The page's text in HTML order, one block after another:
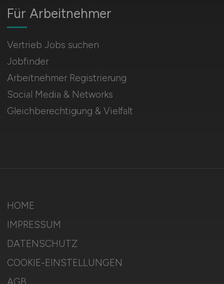
Für Arbeitnehmer
Vertrieb Jobs suchen
Jobfinder
Arbeitnehmer Registrierung
Social Media & Networks
Gleichberechtigung & Vielfalt
HOME
IMPRESSUM
DATENSCHUTZ
COOKIE-EINSTELLUNGEN